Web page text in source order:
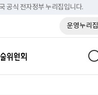
공식 전자정부 누리집입니다.
운영누리집